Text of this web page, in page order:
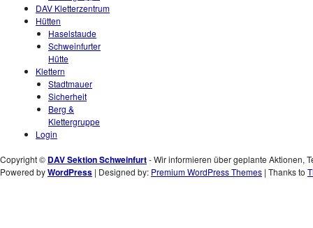
DAV Kletterzentrum
Hütten
Haselstaude
Schweinfurter
Hütte
Klettern
Stadtmauer
Sicherheit
Berg &
Klettergruppe
Login
Copyright © DAV Sektion Schweinfurt- Wir informieren über geplante Aktionen,
Powered byWordPress | Designed by: Premium WordPress Themes | Thanks to